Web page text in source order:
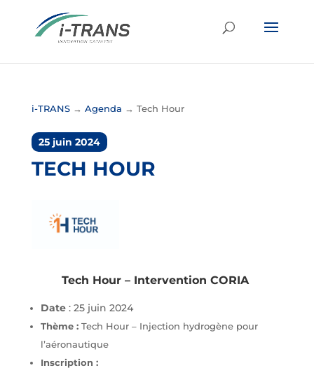
i-TRANS→ Agenda → Tech Hour
25 juin 2024
TECH HOUR
Tech Hour – Intervention CORIA
Date: 25 juin 2024
Thème :Tech Hour – Injection hydrogène pour
l’aéronautique
Inscription :